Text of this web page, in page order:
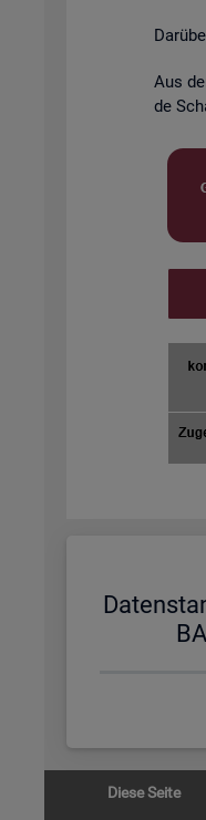
Aus
de
Diese Seite